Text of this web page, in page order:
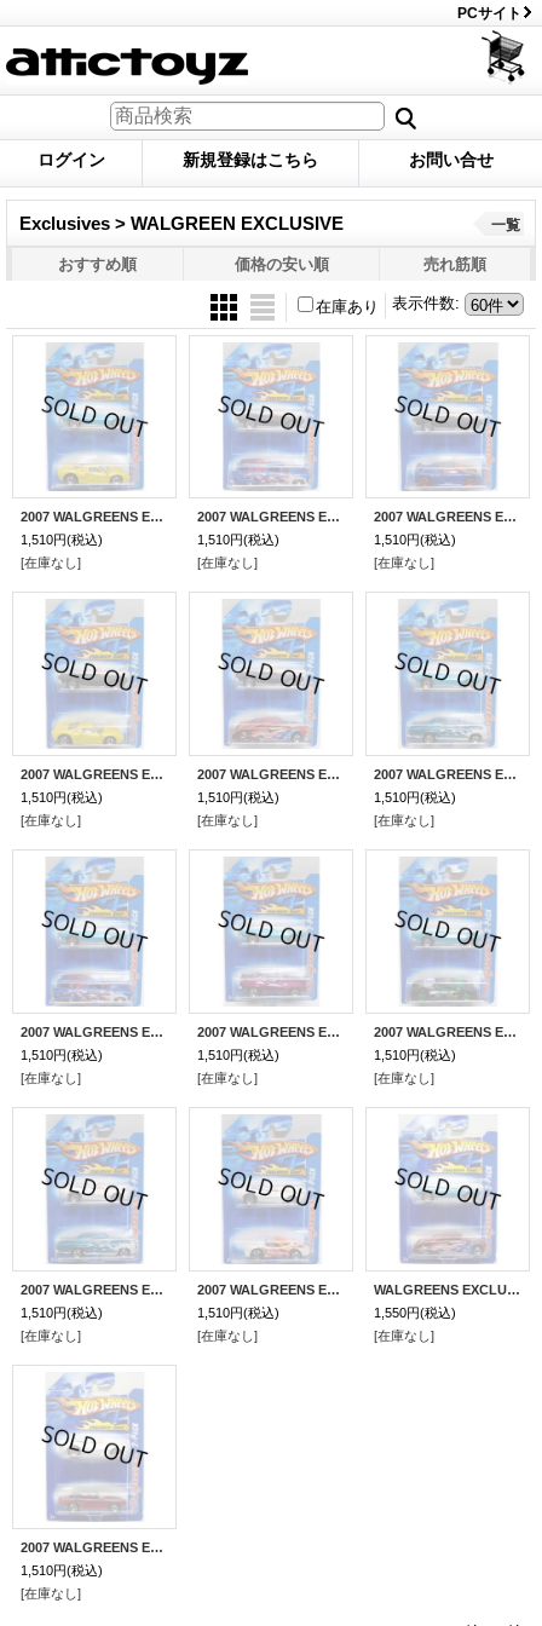
PCサイト
ログイン 新規登録はこちら お問い合せ
Exclusives > WALGREEN EXCLUSIVE 一覧
おすすめ順 価格の安い順 売れ筋順
表示件数:
在庫あり
2007 WALGREENS EXCLUSIVE 2PACK 【1967 CAMARO CONVERTIBLE】 AQUA (with FORD GT-40)/5SP (CHOJIRO GRAPHIC'S)
1,510円(税込)
[在庫なし]
2007 WALGREENS EXCLUSIVE 2PACK 【1967 CAMARO CONVERTIBLE】 FLAT BLACK (with 8 CRATE)/5SP (CHOJIRO GRAPHIC'S)
1,510円(税込)
[在庫なし]
2007 WALGREENS EXCLUSIVE 2PACK 【1967 CAMARO CONVERTIBLE】 FLAT BLACK (with ZENDER FACT 4)/5SP (CHOJIRO GRAPHIC'S)
1,510円(税込)
[在庫なし]
2007 WALGREENS EXCLUSIVE 2PACK 【1967 CAMARO CONVERTIBLE】 FLAT BLACK (with FORD GT40)/5SP (CHOJIRO GRAPHIC'S)
1,510円(税込)
[在庫なし]
2007 WALGREENS EXCLUSIVE 2PACK 【1967 CAMARO CONVERTIBLE】 FLAT BLACK (with PURPLE PASSION)/5SP (CHOJIRO GRAPHIC'S)
1,510円(税込)
[在庫なし]
2007 WALGREENS EXCLUSIVE 2PACK 【1967 CAMARO CONVERTIBLE】 AQUA (with '67 PONTIAC GTO)/5SP (CHOJIRO GRAPHIC'S)
1,510円(税込)
[在庫なし]
2007 WALGREENS EXCLUSIVE 2PACK 【1967 CAMARO CONVERTIBLE】 AQUA (with 8 CRATE)/5SP (CHOJIRO GRAPHIC'S)
1,510円(税込)
[在庫なし]
2007 WALGREENS EXCLUSIVE 2PACK 【1967 CAMARO CONVERTIBLE】 AQUA (with '69 PONTIAC FIREBIRD T/A)/5SP (CHOJIRO GRAPHIC'S)
1,510円(税込)
[在庫なし]
2007 WALGREENS EXCLUSIVE 2PACK 【1967 CAMARO CONVERTIBLE】 AQUA (with ZOTIC)/5SP (CHOJIRO GRAPHIC'S)
1,510円(税込)
[在庫なし]
2007 WALGREENS EXCLUSIVE 2PACK 【1967 CAMARO CONVERTIBLE】 WHITE (with '67 PONTIAC GTO)/5SP (CHOJIRO GRAPHIC'S)
1,510円(税込)
[在庫なし]
2007 WALGREENS EXCLUSIVE 2PACK 【1967 CAMARO CONVERTIBLE】 WHITE (with STING RAY III)/5SP (CHOJIRO GRAPHIC'S)
1,510円(税込)
[在庫なし]
WALGREENS EXCLUSIVE 2PACK 【1967 CAMARO CONVERTIBLE】 MET.GREEN/5SP (CHOJIRO GRAPHIC'S)
1,550円(税込)
[在庫なし]
2007 WALGREENS EXCLUSIVE 2PACK 【1967 CAMARO CONVERTIBLE】 WHITE (with '69 CAMARO CONVERTIBLE)/5SP (CHOJIRO GRAPHIC'S)
1,510円(税込)
[在庫なし]